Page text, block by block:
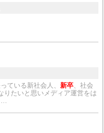
ている新社会人、新卒、社会
りたいと思いメディア運営をは
…